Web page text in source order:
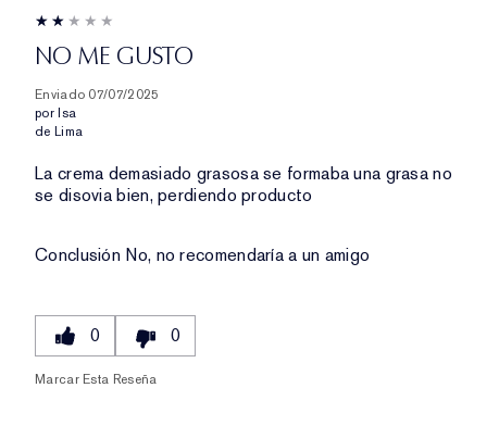
NO ME GUSTO
Enviado 07/07/2025
por Isa
de Lima
La crema demasiado grasosa se formaba una grasa no
se disovia bien, perdiendo producto
Conclusión No, no recomendaría a un amigo
0 0
Marcar Esta Reseña